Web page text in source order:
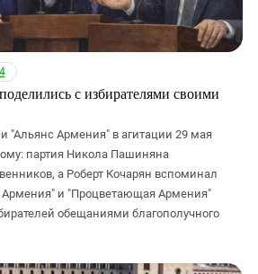
4
с избирателями своими
"Альянс Армения" в агитации 29 мая
партия Никола Пашиняна
а Роберт Кочарян вспоминал
Армения" и "Процветающая Армения"
обещаниями благополучного